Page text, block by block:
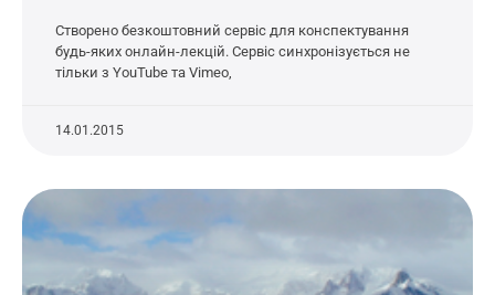
Створено безкоштовний сервіс для конспектування
будь-яких онлайн-лекцій. Сервіс синхронізується не
тільки з YouTube та Vimeo,
14.01.2015